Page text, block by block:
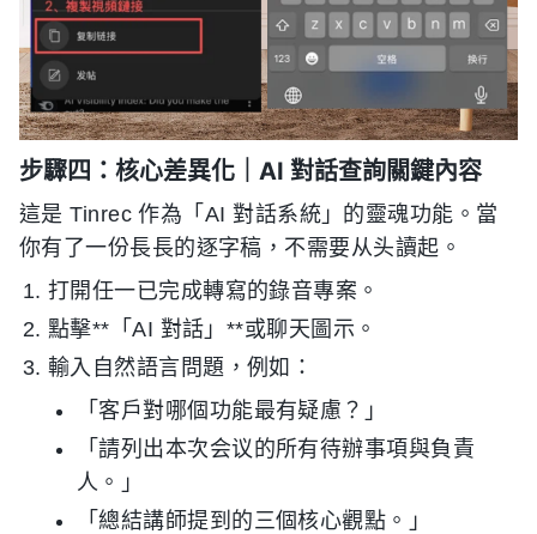
步驟四：核心差異化｜AI 對話查詢關鍵內容
這是 Tinrec 作為「AI 對話系統」的靈魂功能。當
你有了一份長長的逐字稿，不需要从头讀起。
打開任一已完成轉寫的錄音專案。
點擊**「AI 對話」**或聊天圖示。
輸入自然語言問題，例如：
「客戶對哪個功能最有疑慮？」
「請列出本次会议的所有待辦事項與負責
人。」
「總結講師提到的三個核心觀點。」